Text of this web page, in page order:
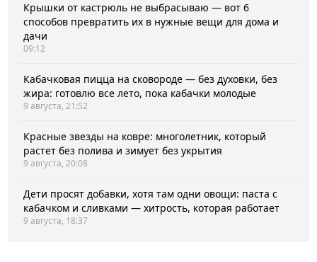
Крышки от кастрюль не выбрасываю — вот 6
способов превратить их в нужные вещи для дома и
дачи
09:12
Кабачковая пицца на сковороде — без духовки, без
жира: готовлю все лето, пока кабачки молодые
9 августа, 21:52
Красные звезды на ковре: многолетник, который
растет без полива и зимует без укрытия
9 августа, 20:08
Дети просят добавки, хотя там одни овощи: паста с
кабачком и сливками — хитрость, которая работает
9 августа, 18:37